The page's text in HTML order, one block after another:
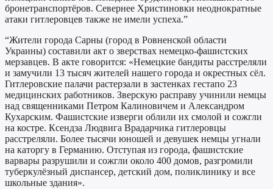
бронетранспортёров. Севернее Христиновки неоднократные
атаки гитлеровцев также не имели успеха.”
“Жители города Сарны (город в Ровненской области
Украины) составили акт о зверствах немецко-фашистских
мерзавцев. В акте говорится: «Немецкие бандиты расстреляли
и замучили 13 тысяч жителей нашего города и окрестных сёл.
Гитлеровские палачи растерзали в застенках гестапо 23
медицинских работников. Зверскую расправу учинили немцы
над священниками Петром Калиновичем и Александром
Кухарским. Фашистские изверги облили их смолой и сожгли
на костре. Ксендза Людвига Врадарчика гитлеровцы
расстреляли. Более тысячи юношей и девушек немцы угнали
на каторгу в Германию. Отступая из города, фашистские
варвары разрушили и сожгли около 400 домов, разгромили
туберкулёзный диспансер, детский дом, поликлинику и все
школьные здания».